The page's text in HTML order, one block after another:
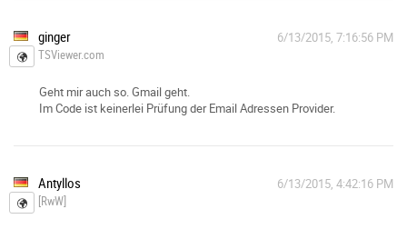
ginger
TSViewer.com
6/13/2015, 7:16:56 PM
Geht mir auch so. Gmail geht.
Im Code ist keinerlei Prüfung der Email Adressen Provider.
Antyllos
[RwW]
6/13/2015, 4:42:16 PM